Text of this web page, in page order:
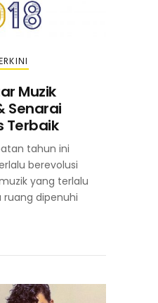
Muzik
Senarai
Terbaik
tahun ini
berevolusi
yang terlalu
dipenuhi